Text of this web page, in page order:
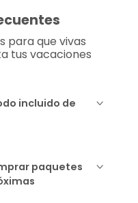
para que vivas
tus vacaciones
incluido de
paquetes